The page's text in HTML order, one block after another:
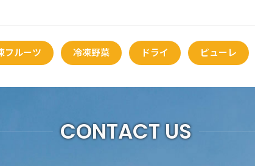
フルーツ 冷凍野菜 ドライ ピューレ
CONTACT US